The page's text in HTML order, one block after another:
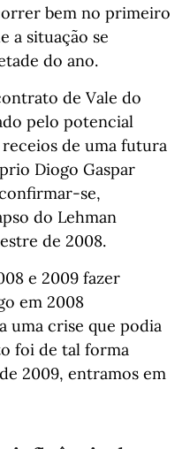
bem no primeiro
a situação se
do ano.
de Vale do
pelo potencial
de uma futura
Diogo Gaspar
se,
do Lehman
de 2008.
e 2009 fazer
em 2008
uma crise que podia
foi de tal forma
2009, entramos em